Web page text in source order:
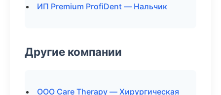
ИП Premium ProfiDent — Нальчик
Другие компании
ООО Care Therapy — Хирургическая